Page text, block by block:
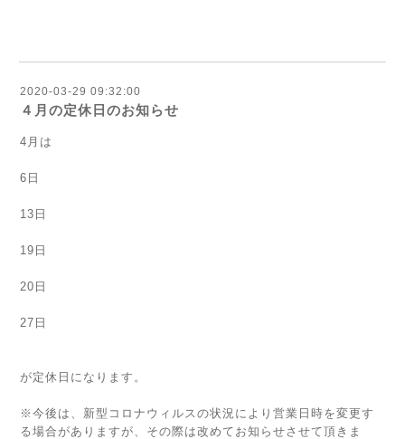
2020-03-29 09:32:00
４月の定休日のお知らせ
4月は
6日
13日
19日
20日
27日
が定休日になります。
※今後は、新型コロナウィルスの状況により営業日時を変更す
る場合がありますが、その際は改めてお知らせさせて頂きま